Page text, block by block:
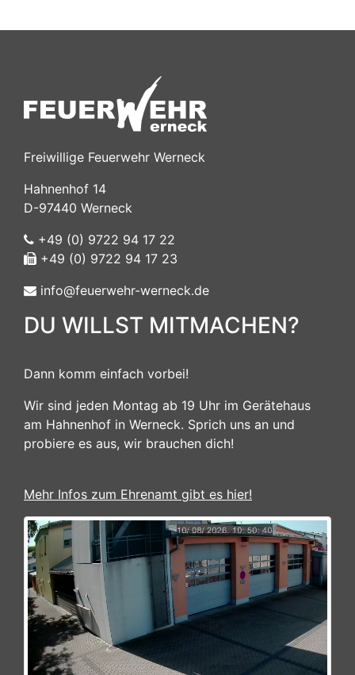
Freiwillige Feuerwehr Werneck
Hahnenhof 14
D-97440 Werneck
+49 (0) 9722 94 17 22
+49 (0) 9722 94 17 23
info@feuerwehr-werneck.de
DU WILLST MITMACHEN?
Dann komm einfach vorbei!
Wir sind jeden Montag ab 19 Uhr im Gerätehaus
am Hahnenhof in Werneck. Sprich uns an und
probiere es aus, wir brauchen dich!
Mehr Infos zum Ehrenamt gibt es hier!